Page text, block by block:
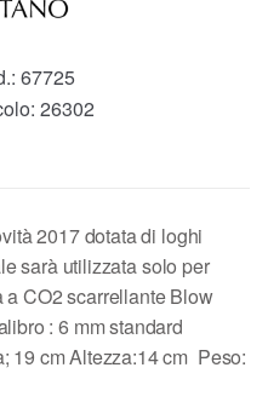
67725
26302
2017 dotata di loghi
sarà utilizzata solo per
CO2 scarrellante Blow
: 6 mm standard
19 cm Altezza:14 cm Peso: